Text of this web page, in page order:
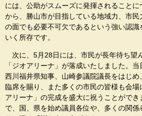
には、公助がスムーズに発揮されることに
から、勝山市が目指している地域力、市民
の面でも必要不可欠であるという強い認
いく所存です。
次に、5月28日には、市民が長年待ち望
「ジオアリーナ」が落成いたしました。当
西川福井県知事、山崎参議院議長をはじ
臨席を賜り、また多くの市民の皆様も会
アリーナ」の完成を盛大に祝うことができ
で、国、県を始め議員各位や、多くの関